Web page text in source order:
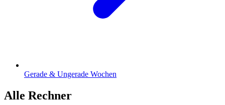
Gerade & Ungerade Wochen
Alle Rechner